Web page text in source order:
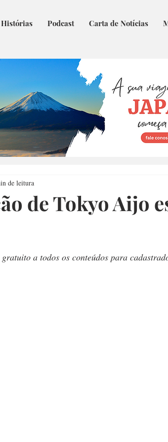
Histórias Podcast Carta de Notícias
de Tokyo Aijo
de leitura
a todos os conteúdos para